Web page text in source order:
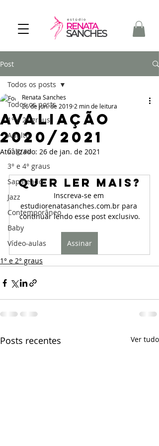
Post
Todos os posts
1° e 2° graus
Adulto
6° grau
3° e 4° graus
Sapateado
Jazz
Contemporâneo
Baby
Vídeo-aulas
Todos os posts
Avaliação
2020/2021
Renata Sanches
26 de jun. de 20192 min de leitura
Atualizado: 26 de jan. de 2021
Quer ler mais?
Inscreva-se em
estudiorenatasanches.com.br para
continuar lendo esse post exclusivo.
Assinar
1° e 2° graus
Posts recentes Ver tudo